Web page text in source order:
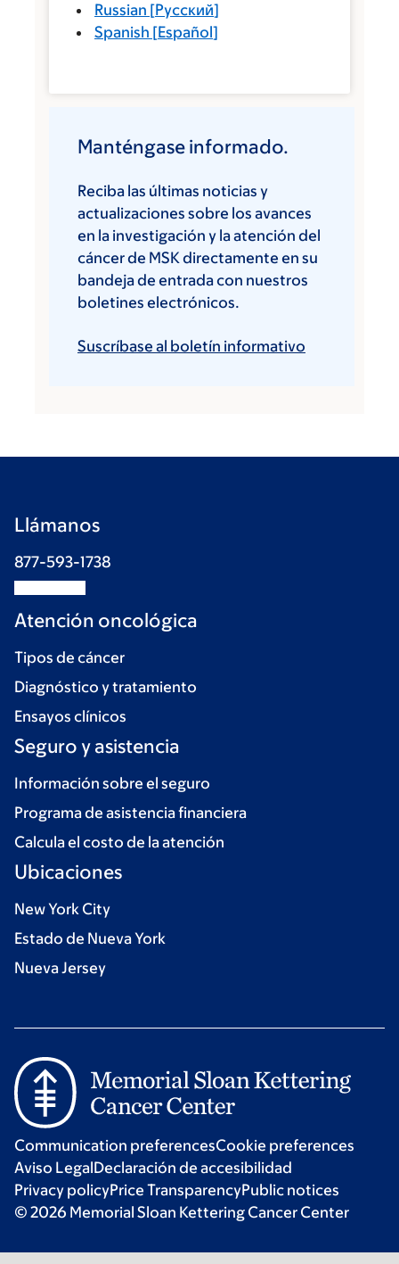
Russian [Русский]
Spanish [Español]
Manténgase informado.
Reciba las últimas noticias y
actualizaciones sobre los avances
en la investigación y la atención del
cáncer de MSK directamente en su
bandeja de entrada con nuestros
boletines electrónicos.
Suscríbase al boletín informativo
Llámanos
877-593-1738
Atención oncológica
Tipos de cáncer
Diagnóstico y tratamiento
Ensayos clínicos
Seguro y asistencia
Información sobre el seguro
Programa de asistencia financiera
Calcula el costo de la atención
Ubicaciones
New York City
Estado de Nueva York
Nueva Jersey
Communication preferencesCookie preferences
Aviso LegalDeclaración de accesibilidad
Privacy policyPrice TransparencyPublic notices
© 2026 Memorial Sloan Kettering Cancer Center